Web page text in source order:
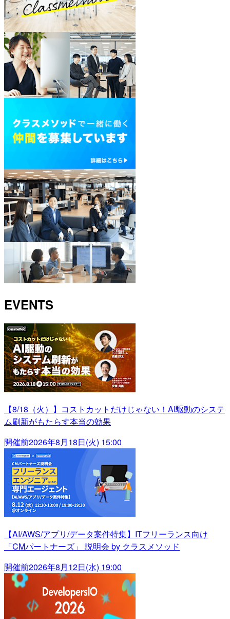
EVENTS
【8/18（火）】コストカットだけじゃない！AI駆動のシステ
ム刷新がもたらす本当の効果
開催前2026年8月18日(火) 15:00
【AI/AWS/アプリ/データ案件特集】ITフリーランス向け
「CMパートナーズ」 説明会 by クラスメソッド
開催前2026年8月12日(水) 19:00